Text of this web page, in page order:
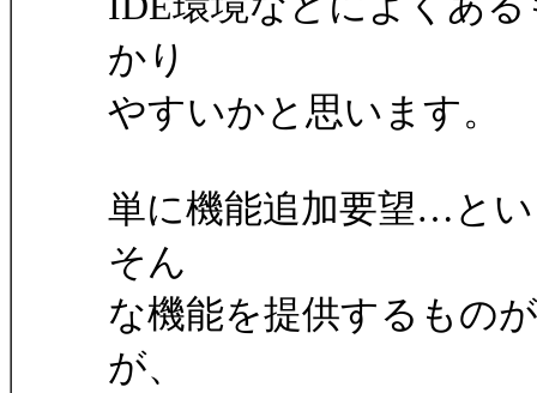
かり
やすいかと思います。
単に機能追加要望…と
そん
な機能を提供するもの
が、